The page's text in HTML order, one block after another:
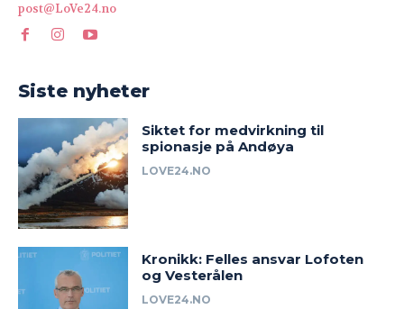
post@LoVe24.no
Siste nyheter
Siktet for medvirkning til
spionasje på Andøya
LOVE24.NO
Kronikk: Felles ansvar Lofoten
og Vesterålen
LOVE24.NO